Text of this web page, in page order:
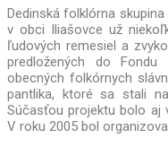
Dedinská folklórna
v obci Iliašovce už
ľudových remesiel a
predložených do
obecných folkórnych
pantlika, ktoré sa stali
Súčasťou projektu bolo aj
V roku 2005 bol